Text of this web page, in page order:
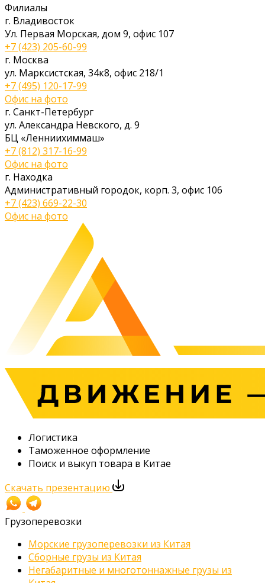
Филиалы
г. Владивосток
Ул. Первая Морская, дом 9, офис 107
+7 (423) 205-60-99
г. Москва
ул. Марксистская, 34к8, офис 218/1
+7 (495) 120-17-99
Офис на фото
г. Санкт-Петербург
ул. Александра Невского, д. 9
БЦ «Ленниихиммаш»
+7 (812) 317-16-99
Офис на фото
г. Находка
Административный городок, корп. 3, офис 106
+7 (423) 669-22-30
Офис на фото
Логистика
Таможенное оформление
Поиск и выкуп товара в Китае
Скачать презентацию
Грузоперевозки
Морские грузоперевозки из Китая
Сборные грузы из Китая
Негабаритные и многотоннажные грузы из